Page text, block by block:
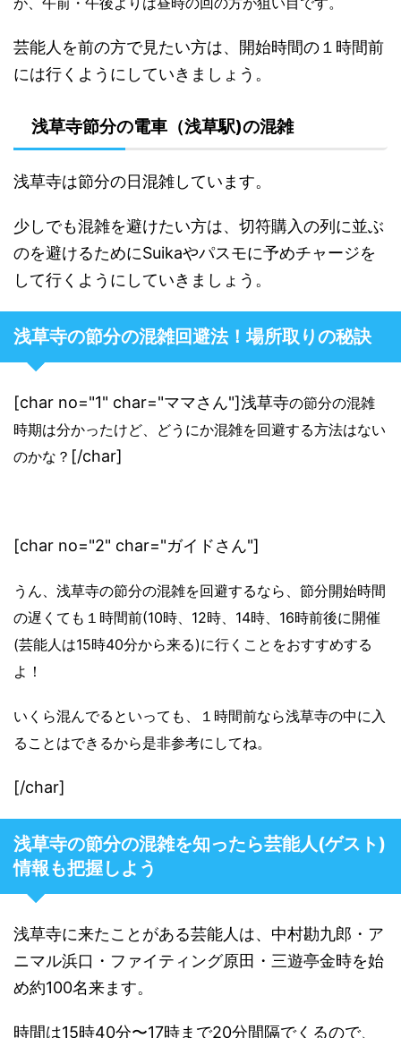
芸能人を前の方で見たい方は、開始時間の１時間前
には行くようにしていきましょう。
浅草寺節分の電車（浅草駅)の混雑
浅草寺は節分の日混雑しています。
少しでも混雑を避けたい方は、切符購入の列に並ぶ
のを避けるためにSuikaやパスモに予めチャージを
して行くようにしていきましょう。
浅草寺の節分の混雑回避法！場所取りの秘訣
[char no="1" char="ママさん"]浅草寺の節分の混雑
時期は分かったけど、どうにか混雑を回避する方法はない
のかな？ [/char]
[char no="2" char="ガイドさん"]
うん、浅草寺の節分の混雑を回避するなら、節分開始時間
の遅くても１時間前(10時、12時、14時、16時前後に開催
(芸能人は15時40分から来る)に行くことをおすすめする
よ！
いくら混んでるといっても、１時間前なら浅草寺の中に入
ることはできるから是非参考にしてね。
[/char]
浅草寺の節分の混雑を知ったら芸能人(ゲスト)
情報も把握しよう
浅草寺に来たことがある芸能人は、中村勘九郎・ア
ニマル浜口・ファイティング原田・三遊亭金時を始
め約100名来ます。
時間は15時40分〜17時まで20分間隔でくるので、